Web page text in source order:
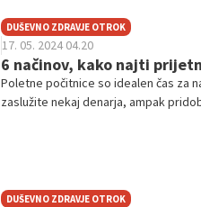
DUŠEVNO ZDRAVJE OTROK
17. 05. 2024 04.20
6 načinov, kako najti
Poletne počitnice so idealen čas za
zaslužite nekaj denarja, ampak
DUŠEVNO ZDRAVJE OTROK